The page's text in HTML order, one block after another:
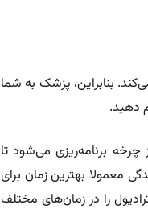
بنابراین، پزشک به شما
دهید.
برنامه‌ریزی می‌شود تا
معمولا بهترین زمان برای
را در زمان‌های مختلف